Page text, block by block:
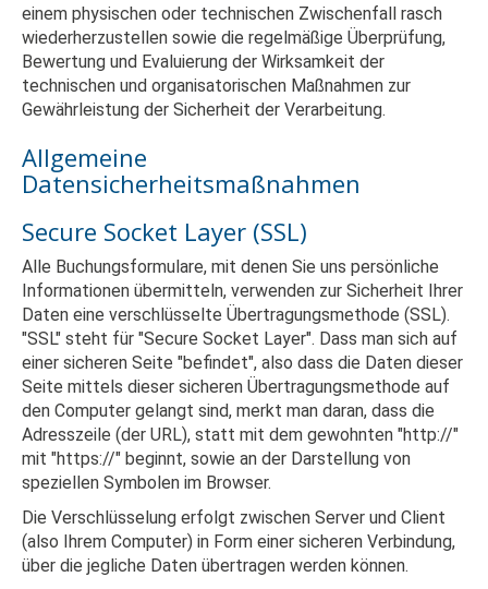
einem physischen oder technischen Zwischenfall rasch
wiederherzustellen sowie die regelmäßige Überprüfung,
Bewertung und Evaluierung der Wirksamkeit der
technischen und organisatorischen Maßnahmen zur
Gewährleistung der Sicherheit der Verarbeitung.
Allgemeine
Datensicherheitsmaßnahmen
Secure Socket Layer (SSL)
Alle Buchungsformulare, mit denen Sie uns persönliche
Informationen übermitteln, verwenden zur Sicherheit Ihrer
Daten eine verschlüsselte Übertragungsmethode (SSL).
"SSL" steht für "Secure Socket Layer". Dass man sich auf
einer sicheren Seite "befindet", also dass die Daten dieser
Seite mittels dieser sicheren Übertragungsmethode auf
den Computer gelangt sind, merkt man daran, dass die
Adresszeile (der URL), statt mit dem gewohnten "http://"
mit "https://" beginnt, sowie an der Darstellung von
speziellen Symbolen im Browser.
Die Verschlüsselung erfolgt zwischen Server und Client
(also Ihrem Computer) in Form einer sicheren Verbindung,
über die jegliche Daten übertragen werden können.